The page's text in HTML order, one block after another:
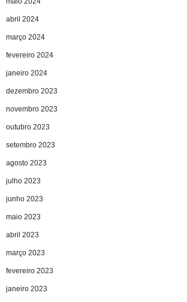
abril 2024
março 2024
fevereiro 2024
janeiro 2024
dezembro 2023
novembro 2023
outubro 2023
setembro 2023
agosto 2023
julho 2023
junho 2023
maio 2023
abril 2023
março 2023
fevereiro 2023
janeiro 2023